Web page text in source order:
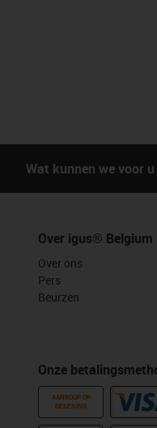
Wat kunnen we voor
Over igus® Belgium
Over ons
Pers
Beurzen
Onze
AANKOOP OP
REKENING